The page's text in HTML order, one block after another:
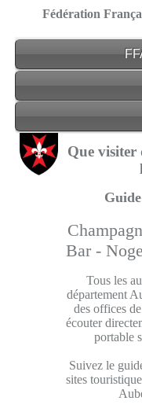
Fédération
Que visiter
Bar -
Tous les
département
des offices
écouter
portable
Suivez le
sites